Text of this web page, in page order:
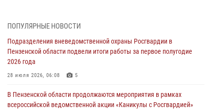
В Пензе сотрудники Росгвардии оказали помощь
05 августа 2026, 04:00
В Пензе при силовой поддержке Росгвардии пресечена
деятельность ОПГ, маскировавшейся под реабилитационный центр
4
ПОПУЛЯРНЫЕ НОВОСТИ
Подразделения вневедомственной охраны Росгвардии в
Пензенской области подвели итоги работы за первое полугодие
2026 года
28 июля 2026, 06:08 5
В Пензенской области продолжаются мероприятия в рамках
всероссийской ведомственной акции «Каникулы с Росгвардией»